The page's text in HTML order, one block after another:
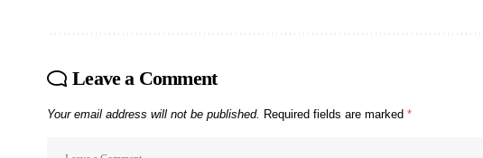
Leave a Comment
Your email address will not be published. Required fields are marked *